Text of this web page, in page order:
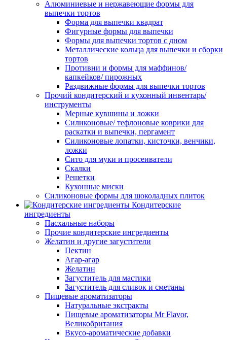
Алюминиевые и нержавеющие формы для
выпечки тортов
Форма для выпечки квадрат
Фигурные формы для выпечки
Формы для выпечки тортов с дном
Металлические кольца для выпечки и сборки
тортов
Противни и формы для маффинов/
капкейков/ пирожных
Раздвижные формы для выпечки тортов
Прочий кондитерский и кухонный инвентарь/
инструменты
Мерные кувшины и ложки
Силиконовые/ тефлоновые коврики для
раскатки и выпечки, пергамент
Силиконовые лопатки, кисточки, венчики,
ложки
Сито для муки и просеиватели
Скалки
Решетки
Кухонные миски
Силиконовые формы для шоколадных плиток
Кондитерские
ингредиенты
Пасхальные наборы
Прочие кондитерские ингредиенты
Желатин и другие загустители
Пектин
Агар-агар
Желатин
Загуститель для мастики
Загуститель для сливок и сметаны
Пищевые ароматизаторы
Натуральные экстракты
Пищевые ароматизаторы Mr Flavor,
Великобритания
Вкусо-ароматические добавки